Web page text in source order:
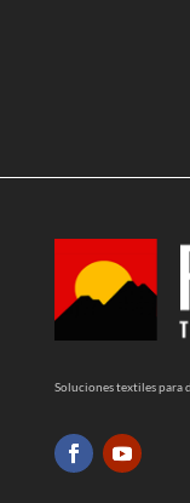
Soluciones textiles para